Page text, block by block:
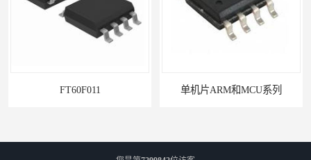
FT60F011 单机片ARM和MCU系列